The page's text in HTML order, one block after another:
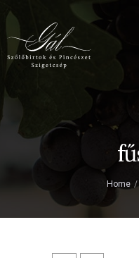
Home
Rólunk
Birtokaink
Kapcsolat